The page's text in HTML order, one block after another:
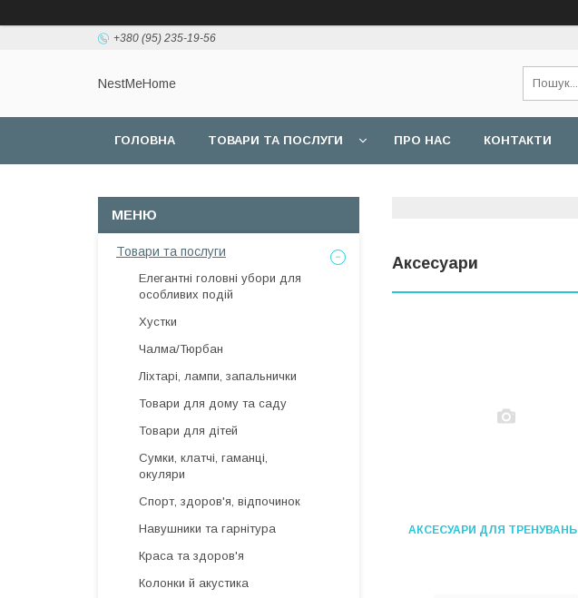
+380 (95) 235-19-56
NestMeHome
ГОЛОВНА ТОВАРИ ТА ПОСЛУГИ ПРО НАС КОНТАКТИ
Аксесуари
АКСЕСУАРИ ДЛЯ ТРЕНУВАНЬ
Товари та послуги
Елегантні головні убори для
особливих подій
Хустки
Чалма/Тюрбан
Ліхтарі, лампи, запальнички
Товари для дому та саду
Товари для дітей
Сумки, клатчі, гаманці,
окуляри
Спорт, здоров'я, відпочинок
Навушники та гарнітура
Краса та здоров'я
Колонки й акустика